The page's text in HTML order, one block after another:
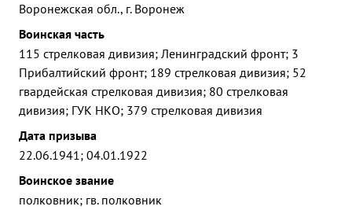
Воронежская обл., г. Воронеж
Воинская часть
115 стрелковая дивизия; Ленинградский фронт; 3
Прибалтийский фронт; 189 стрелковая дивизия; 52
гвардейская стрелковая дивизия; 80 стрелковая
дивизия; ГУК НКО; 379 стрелковая дивизия
Дата призыва
22.06.1941; 04.01.1922
Воинское звание
полковник; гв. полковник